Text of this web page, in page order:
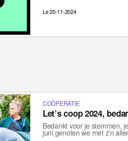
Le 20-11-2024
COÖPERATIE
Let’s coop 2024,
Bedankt voor je stemmen,
juni genoten we met z’n